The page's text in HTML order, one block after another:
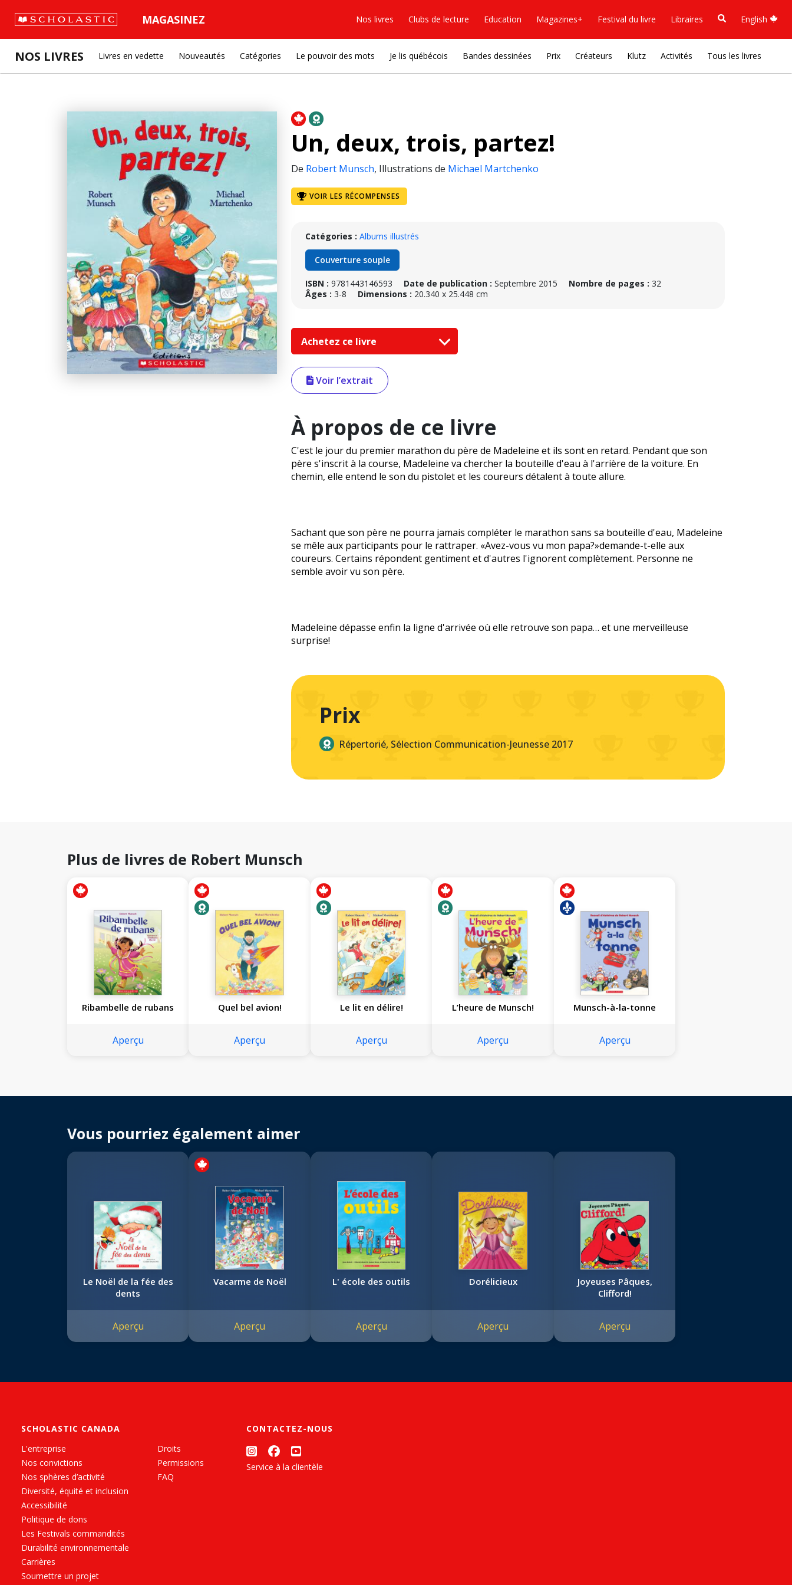
MAGASINEZ Nos livres Clubs de lecture Education Magazines+ Festival du livre Libraires English
NOS LIVRES Livres en vedette Nouveautés Catégories Le pouvoir des mots Je lis québécois Bandes dessinées Prix Créateurs Klutz Activités Tous les livres
Un, deux, trois, partez!
De Robert Munsch, Illustrations de Michael Martchenko
VOIR LES RÉCOMPENSES
Catégories : Albums illustrés
Couverture souple
ISBN : 9781443146593 Date de publication : Septembre 2015 Nombre de pages : 32
Âges : 3-8 Dimensions : 20.340 x 25.448 cm
Achetez ce livre
Voir l’extrait
À propos de ce livre
C'est le jour du premier marathon du père de Madeleine et ils sont en retard. Pendant que son
père s'inscrit à la course, Madeleine va chercher la bouteille d'eau à l'arrière de la voiture. En
chemin, elle entend le son du pistolet et les coureurs détalent à toute allure.
Sachant que son père ne pourra jamais compléter le marathon sans sa bouteille d'eau, Madeleine
se mêle aux participants pour le rattraper. «Avez-vous vu mon papa?»demande-t-elle aux
coureurs. Certains répondent gentiment et d'autres l'ignorent complètement. Personne ne
semble avoir vu son père.
Madeleine dépasse enfin la ligne d'arrivée où elle retrouve son papa… et une merveilleuse
surprise!
Prix
Répertorié, Sélection Communication-Jeunesse 2017
Plus de livres de Robert Munsch
Ribambelle de rubans
Aperçu
Quel bel avion!
Aperçu
Le lit en délire!
Aperçu
L’heure de Munsch!
Aperçu
Munsch-à-la-tonne
Aperçu
Vous pourriez également aimer
Le Noël de la fée des
dents
Aperçu
Vacarme de Noël
Aperçu
L' école des outils
Aperçu
Dorélicieux
Aperçu
Joyeuses Pâques,
Clifford!
Aperçu
SCHOLASTIC CANADA
L'entreprise
Nos convictions
Nos sphères d’activité
Diversité, équité et inclusion
Accessibilité
Politique de dons
Les Festivals commandités
Durabilité environnementale
Carrières
Soumettre un projet
Droits
Permissions
FAQ
CONTACTEZ-NOUS
Service à la clientèle